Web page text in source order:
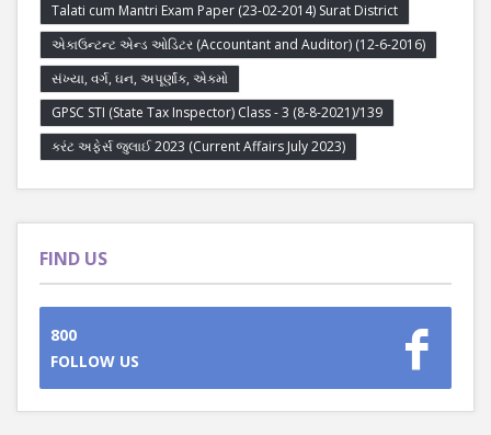
Talati cum Mantri Exam Paper (23-02-2014) Surat District
એકાઉન્ટન્ટ એન્ડ ઓડિટર (Accountant and Auditor) (12-6-2016)
સંખ્યા, વર્ગ, ઘન, અપૂર્ણાંક, એકમો
GPSC STI (State Tax Inspector) Class - 3 (8-8-2021)/139
કરંટ અફેર્સ જુલાઈ 2023 (Current Affairs July 2023)
FIND US
800
FOLLOW US